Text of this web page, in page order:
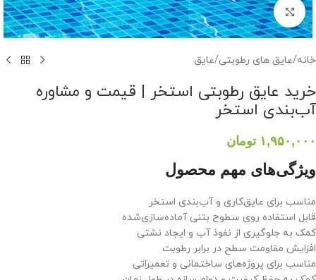
برای بزرگنمایی کلیک کنید
خانه/عایق های رطوبتی/عایق
خرید عایق رطوبتی استخر | قیمت و مشاوره
آب‌بندی استخر
۱,۹۵۰,۰۰۰ تومان
ویژگی‌های مهم محصول
مناسب برای عایق‌کاری و آب‌بندی استخر
قابل استفاده روی سطوح بتنی آماده‌سازی‌شده
کمک به جلوگیری از نفوذ آب و ایجاد نشتی
افزایش مقاومت سطح در برابر رطوبت
مناسب برای پروژه‌های ساختمانی و تعمیراتی